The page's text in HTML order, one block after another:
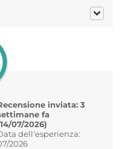
inviata: 3
fa
07/2026)
dell'esperienza:
2026